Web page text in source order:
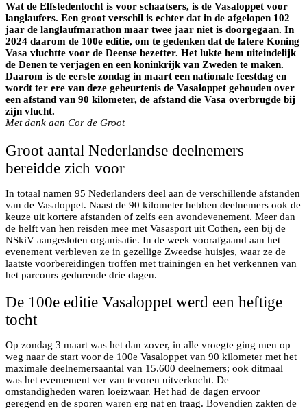
Wat de Elfstedentocht is voor schaatsers, is de Vasaloppet voor
langlaufers. Een groot verschil is echter dat in de afgelopen 102
jaar de langlaufmarathon maar twee jaar niet is doorgegaan. In
2024 daarom de 100e editie, om te gedenken dat de latere Koning
Vasa vluchtte voor de Deense bezetter. Het lukte hem uiteindelijk
de Denen te verjagen en een koninkrijk van Zweden te maken.
Daarom is de eerste zondag in maart een nationale feestdag en
wordt ter ere van deze gebeurtenis de Vasaloppet gehouden over
een afstand van 90 kilometer, de afstand die Vasa overbrugde bij
zijn vlucht.
Met dank aan Cor de Groot
Groot aantal Nederlandse deelnemers
bereidde zich voor
In totaal namen 95 Nederlanders deel aan de verschillende afstanden
van de Vasaloppet. Naast de 90 kilometer hebben deelnemers ook de
keuze uit kortere afstanden of zelfs een avondevenement. Meer dan
de helft van hen reisden mee met Vasasport uit Cothen, een bij de
NSkiV aangesloten organisatie. In de week voorafgaand aan het
evenement verbleven ze in gezellige Zweedse huisjes, waar ze de
laatste voorbereidingen troffen met trainingen en het verkennen van
het parcours gedurende drie dagen.
De 100e editie Vasaloppet werd een heftige
tocht
Op zondag 3 maart was het dan zover, in alle vroegte ging men op
weg naar de start voor de 100e Vasaloppet van 90 kilometer met het
maximale deelnemersaantal van 15.600 deelnemers; ook ditmaal
was het evemement ver van tevoren uitverkocht. De
omstandigheden waren loeizwaar. Het had de dagen ervoor
geregend en de sporen waren erg nat en traag. Bovendien zakten de